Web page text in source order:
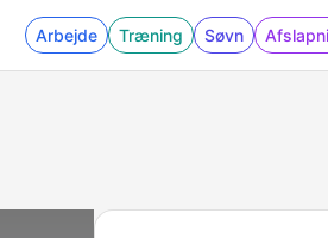
Arbejde Træning Søvn